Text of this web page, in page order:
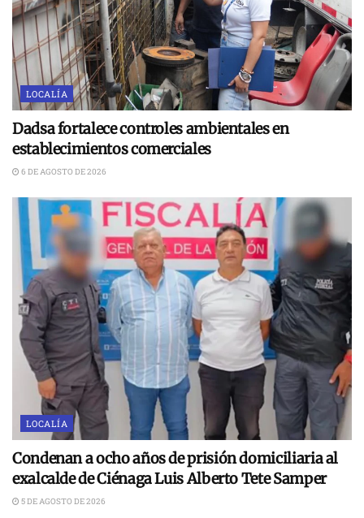
LOCALÍA
Dadsa fortalece controles ambientales en
establecimientos comerciales
6 DE AGOSTO DE 2026
LOCALÍA
Condenan a ocho años de prisión domiciliaria al
exalcalde de Ciénaga Luis Alberto Tete Samper
5 DE AGOSTO DE 2026